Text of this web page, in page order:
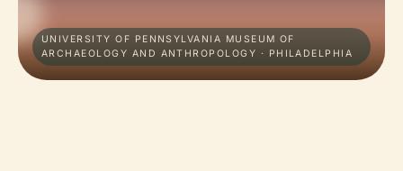
UNIVERSITY OF PENNSYLVANIA MUSEUM OF
ARCHAEOLOGY AND ANTHROPOLOGY · PHILADELPHIA